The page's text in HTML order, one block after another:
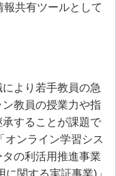
報共有ツールとして
より若手教員の急
教員の授業力や指
することが課題で
オンライン学習シス
の利活用推進事業
に関する実証事業) 」